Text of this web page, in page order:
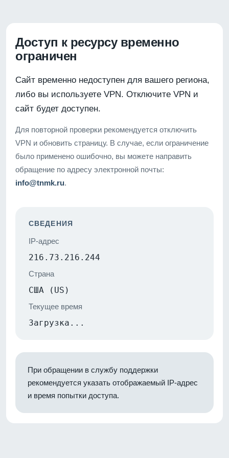
Доступ к ресурсу временно
ограничен
Сайт временно недоступен для вашего региона,
либо вы используете VPN. Отключите VPN и
сайт будет доступен.
Для повторной проверки рекомендуется отключить
VPN и обновить страницу. В случае, если ограничение
было применено ошибочно, вы можете направить
обращение по адресу электронной почты:
info@tnmk.ru.
СВЕДЕНИЯ
IP-адрес
216.73.216.244
Страна
США (US)
Текущее время
Загрузка...
При обращении в службу поддержки
рекомендуется указать отображаемый IP-адрес
и время попытки доступа.